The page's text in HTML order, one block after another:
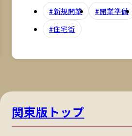
#新規開業 #開業準備
#住宅街
関東版トップ